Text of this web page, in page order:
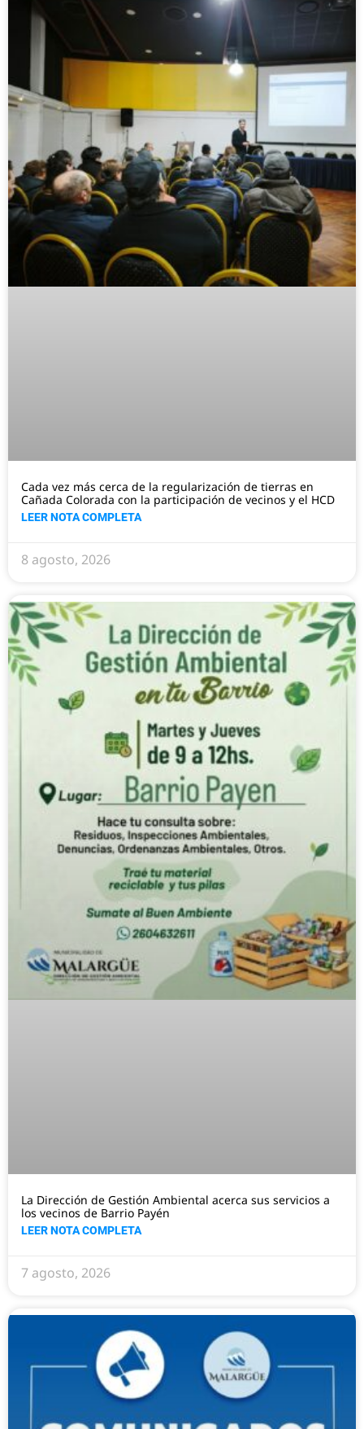
Cada vez más cerca de la regularización de tierras en
Cañada Colorada con la participación de vecinos y el HCD
LEER NOTA COMPLETA
8 agosto, 2026
La Dirección de Gestión Ambiental acerca sus servicios a
los vecinos de Barrio Payén
LEER NOTA COMPLETA
7 agosto, 2026